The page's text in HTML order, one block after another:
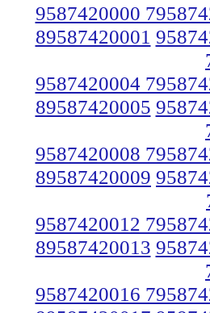
9587420000
89587420001
9587420004
89587420005
9587420008
89587420009
9587420012
89587420013
9587420016